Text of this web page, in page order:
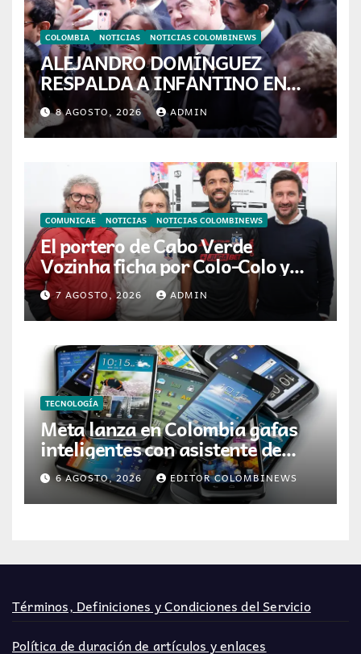
COLOMBIA NOTICIAS NOTICIAS COLOMBINEWS
ALEJANDRO DOMÍNGUEZ
RESPALDA A INFANTINO EN
CALI: «ES EL LÍDER DE LA
TRANSFORMACIÓN DEL
FÚTBOL»
8 AGOSTO, 2026 ADMIN
COMUNICAE NOTICIAS NOTICIAS COLOMBINEWS
El portero de Cabo Verde
Vozinha ficha por Colo-Colo y
JETOUR respalda su nueva
etapa
7 AGOSTO, 2026 ADMIN
TECNOLOGÍA
Meta lanza en Colombia gafas
inteligentes con asistente de
inteligencia artificial
6 AGOSTO, 2026 EDITOR COLOMBINEWS
Términos, Definiciones y Condiciones del Servicio
Política de duración de artículos y enlaces